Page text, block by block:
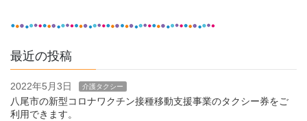
最近の投稿
2022年5月3日 介護タクシー
八尾市の新型コロナワクチン接種移動支援事業のタクシー券をご
利用できます。